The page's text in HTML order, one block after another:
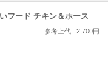
フード チキン＆ホース
参考上代 2,700円